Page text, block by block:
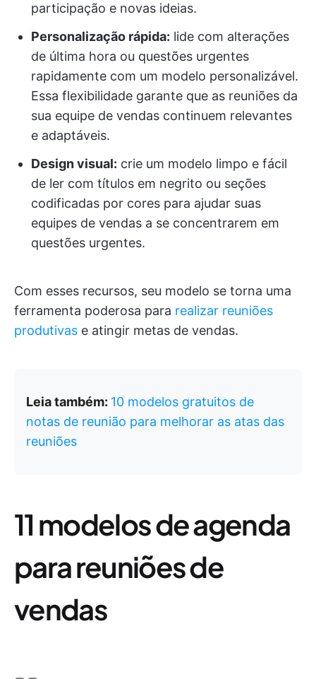
participação e novas ideias.
Personalização rápida: lide com alterações
de última hora ou questões urgentes
rapidamente com um modelo personalizável.
Essa flexibilidade garante que as reuniões da
sua equipe de vendas continuem relevantes
e adaptáveis.
Design visual: crie um modelo limpo e fácil
de ler com títulos em negrito ou seções
codificadas por cores para ajudar suas
equipes de vendas a se concentrarem em
questões urgentes.
Com esses recursos, seu modelo se torna uma
ferramenta poderosa para realizar reuniões
produtivas e atingir metas de vendas.
Leia também: 10 modelos gratuitos de
notas de reunião para melhorar as atas das
reuniões
11 modelos de agenda
para reuniões de
vendas